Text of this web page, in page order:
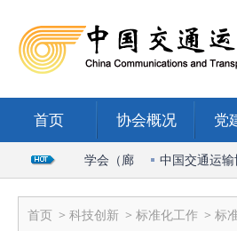
首页 协会概况 党
流与运输学会（廊 中国交通运输
首页 > 科技创新 > 标准化工作 > 标